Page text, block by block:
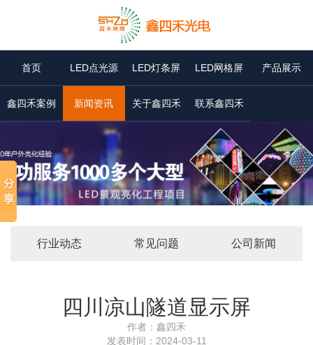
首页 LED点光源 LED灯条屏 LED网格屏 产品展示
鑫四禾案例 新闻资讯 关于鑫四禾 联系鑫四禾
行业动态 常见问题 公司新闻
四川凉山隧道显示屏
作者： 鑫四禾
发表时间： 2024-03-11